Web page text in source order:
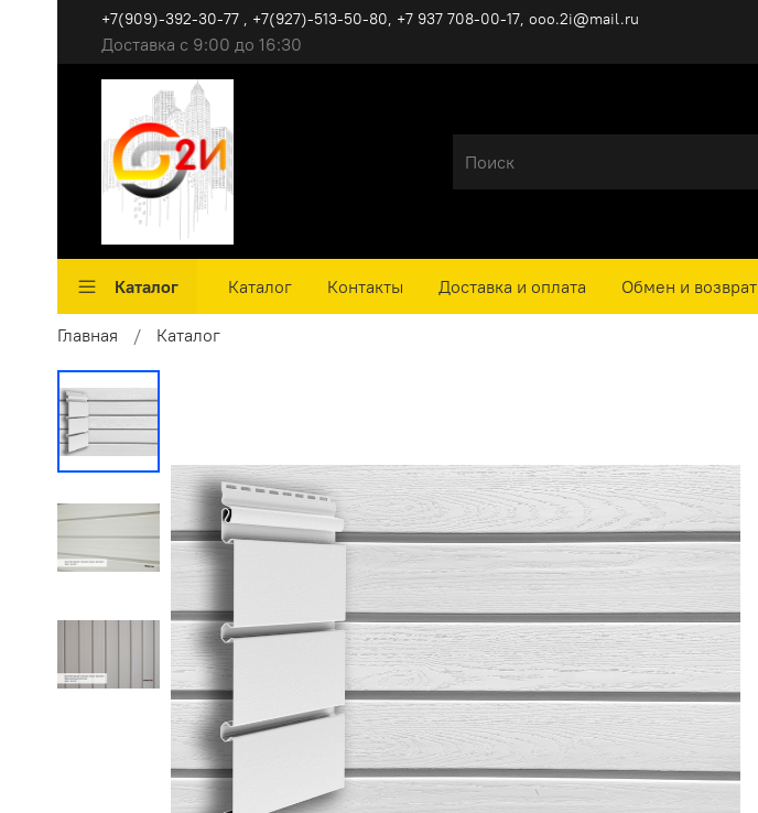
Доставка с 9:00 до 16:30
+7(909)-392-30-77 , +7(927)-513-50-80, ‪+7 937 708-00-17, ooo.2i@mail.ru
Каталог Каталог Контакты Доставка и оплата Обмен и возврат
Главная Каталог